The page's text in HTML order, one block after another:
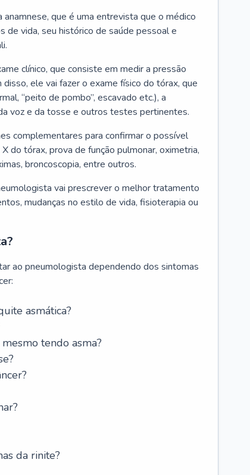
que é uma entrevista que o médico
de vida, seu histórico de saúde pessoal e
clínico, que consiste em medir a pressão
ele vai fazer o exame físico do tórax, que
“peito de pombo”, escavado etc.), a
voz e da tosse e outros testes pertinentes.
complementares para confirmar o possível
do tórax, prova de função pulmonar, oximetria,
broncoscopia, entre outros.
vai prescrever o melhor tratamento
mudanças no estilo de vida, fisioterapia ou
ao pneumologista dependendo dos sintomas
asmática?
tendo asma?
da rinite?